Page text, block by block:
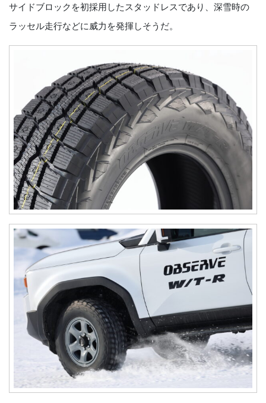
サイドブロックを初採用したスタッドレスであり、深雪時の
ラッセル走行などに威力を発揮しそうだ。